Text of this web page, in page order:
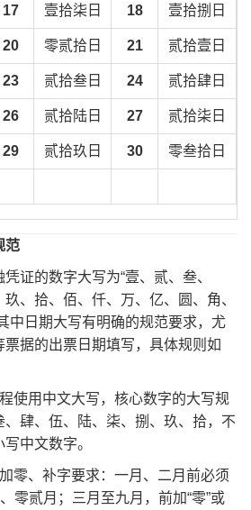
17 壹拾柒日 18 壹拾捌日
20 零贰拾日 21 贰拾壹日
23 贰拾叁日 24 贰拾肆日
26 贰拾陆日 27 贰拾柒日
29 贰拾玖日 30 零叁拾日
范
证的数字大写为“壹、贰、叁、
、拾、佰、仟、万、亿、圆、角、
中日期大写有明确的规范要求，尤
据的出票日期填写，具体规则如
使用中文大写，核心数字的大写规
肆、伍、陆、柒、捌、玖、拾，不
中文数字。
零、补字要求：一月、二月前必须
零贰月；三月至九月，前加“零”或